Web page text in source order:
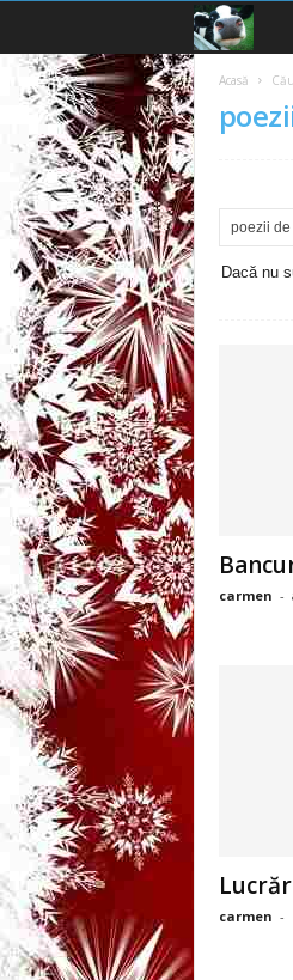
a
n
u
l
Acasă
Dacă nu
carmen -
carmen -